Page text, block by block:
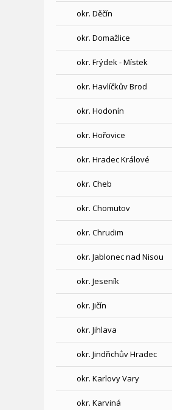
okr. Děčín
okr. Domažlice
okr. Frýdek - Místek
okr. Havlíčkův Brod
okr. Hodonín
okr. Hořovice
okr. Hradec Králové
okr. Cheb
okr. Chomutov
okr. Chrudim
okr. Jablonec nad Nisou
okr. Jeseník
okr. Jičín
okr. Jihlava
okr. Jindřichův Hradec
okr. Karlovy Vary
okr. Karviná